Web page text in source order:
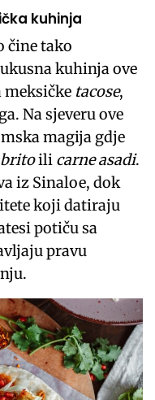
kuhinja
čine tako
kuhinja ove
tacose,
Na sjeveru ove
magija gdje
ili carne asadi.
iz Sinaloe, dok
koji datiraju
potiču sa
pravu